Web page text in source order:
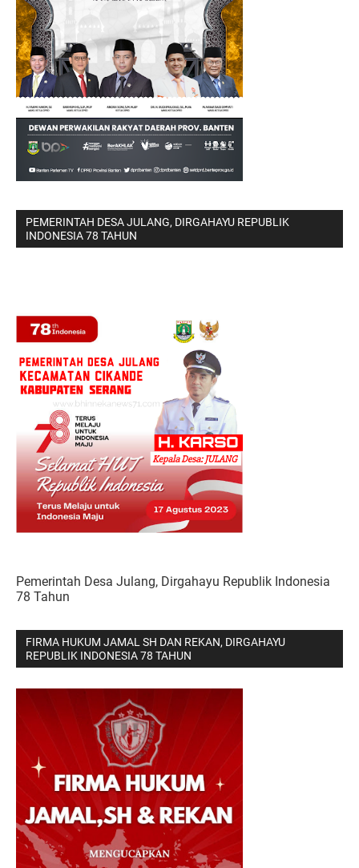
PEMERINTAH DESA JULANG, DIRGAHAYU REPUBLIK
INDONESIA 78 TAHUN
Pemerintah Desa Julang, Dirgahayu Republik Indonesia
78 Tahun
FIRMA HUKUM JAMAL SH DAN REKAN, DIRGAHAYU
REPUBLIK INDONESIA 78 TAHUN